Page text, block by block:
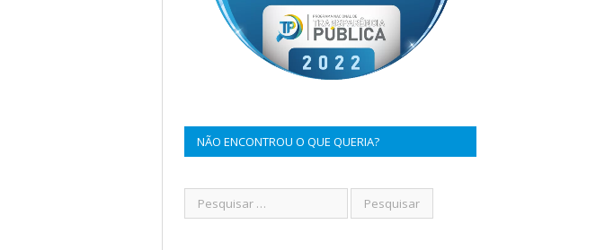
NÃO ENCONTROU O QUE QUERIA?